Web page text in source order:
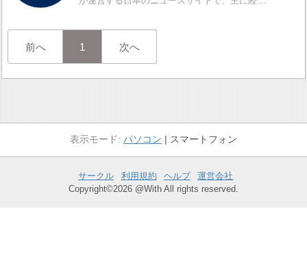
前へ 1 次へ
パソコン スマートフォン
サークル 利用規約 ヘルプ
運営会社
Copyright©2026 @With All rights reserved.